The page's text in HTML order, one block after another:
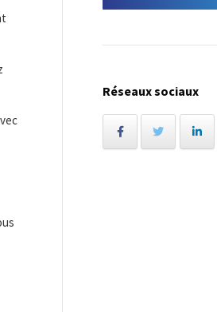
Réseaux sociaux